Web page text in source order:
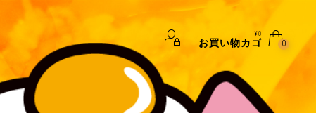
¥0
お買い物カゴ 0